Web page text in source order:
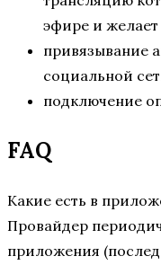
эфире и желает
привязывание
социальной
подключение
FAQ
Какие есть в
Провайдер
приложения